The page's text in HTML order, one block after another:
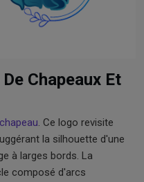
Chapeaux Et
chapeau. Ce logo revisite
la silhouette d'une
à larges bords. La
composé d'arcs